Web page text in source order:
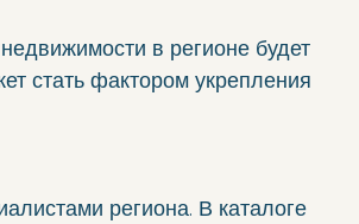
в регионе будет
стать фактором укрепления
региона. В каталоге